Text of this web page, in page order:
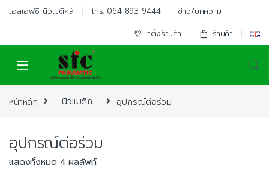
Skip to navigation
Skip to content
เอสเอฟซี นิวเมติคส์ โทร. 064-893-9444
ข่าว/บทความ
ที่ตั้งร้านค้า
ร้านค้า
หน้าหลัก นิวแมติก อุปกรณ์ต่อร่วม
อุปกรณ์ต่อร่วม
แสดงทั้งหมด 4 ผลลัพท์